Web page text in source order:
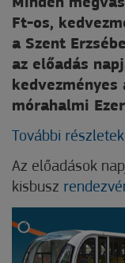
Minden
Ft-os,
a Szent
az előadás
mórahalmi
További
Az előadások
kisbusz